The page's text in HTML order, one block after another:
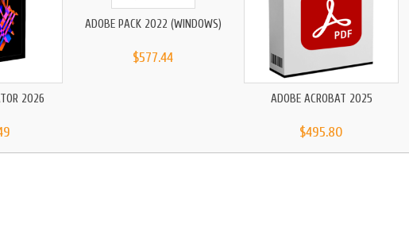
2026
ADOBE PACK 2022 (WINDOWS)
$577.44
ADOBE ACROBAT 2025
$495.80